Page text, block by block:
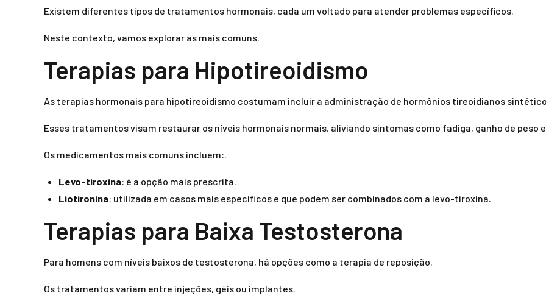
Existem diferentes tipos de tratamentos hormonais, cada um voltado para atender problemas específicos.
Neste contexto, vamos explorar as mais comuns.
Terapias para Hipotireoidismo
As terapias hormonais para hipotireoidismo costumam incluir a administração de hormônios tireoidianos
Esses tratamentos visam restaurar os níveis hormonais normais, aliviando sintomas como fadiga, ganho de peso
Os medicamentos mais comuns incluem:.
Levo-tiroxina: é a opção mais prescrita.
Liotironina: utilizada em casos mais específicos e que podem ser combinados com a levo-tiroxina.
Terapias para Baixa Testosterona
Para homens com níveis baixos de testosterona, há opções como a terapia de reposição.
Os tratamentos variam entre injeções, géis ou implantes.